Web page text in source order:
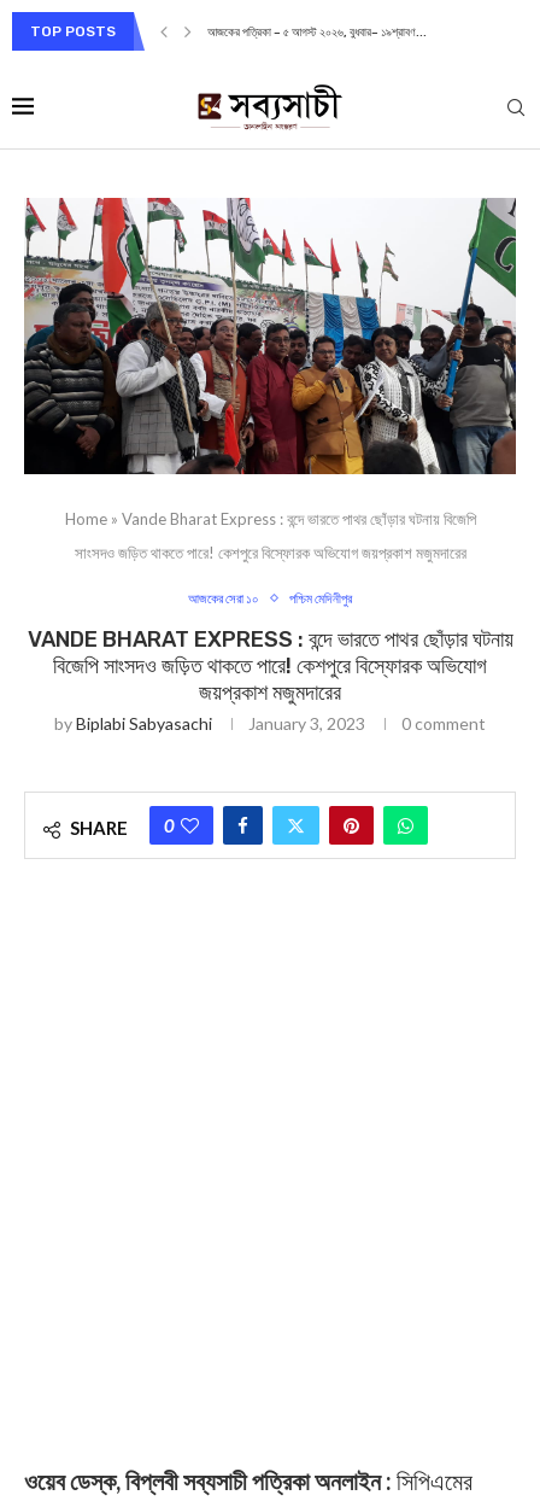
TOP POSTS আজকের পত্রিকা – ৫ আগস্ট ২০২৬, বুধবার– ১৯শ্রাবণ...
Home» Vande Bharat Express : বন্দে ভারতে পাথর ছোঁড়ার ঘটনায় বিজেপি
সাংসদও জড়িত থাকতে পারে! কেশপুরে বিস্ফোরক অভিযোগ জয়প্রকাশ মজুমদারের
আজকের সেরা ১০ পশ্চিম মেদিনীপুর
VANDE BHARAT EXPRESS : বন্দে ভারতে পাথর ছোঁড়ার ঘটনায়
বিজেপি সাংসদও জড়িত থাকতে পারে! কেশপুরে বিস্ফোরক অভিযোগ
জয়প্রকাশ মজুমদারের
byBiplabi Sabyasachi January 3, 2023 0 comment
SHARE 0
ওয়েব ডেস্ক, বিপ্লবী সব্যসাচী পত্রিকা অনলাইন : সিপিএমের